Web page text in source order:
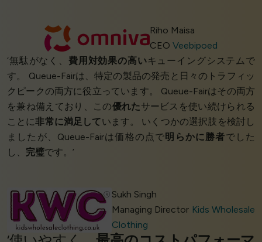
Riho Maisa
CEO Veebipoed
‘無駄がなく、 費用対効果の高いキューイングシステムで
す。 Queue-Fairは、特定の製品の発売と日々のトラフィッ
クピークの両方に役立っています。 Queue-Fairはその両方
を兼ね備えており、この優れたサービスを使い続けられる
ことに非常に満足しています。 いくつかの選択肢を検討し
ましたが、Queue-Fairは価格の点で明らかに勝者でした
し、 完璧です。’
Sukh Singh
Managing Director Kids Wholesale
Clothing